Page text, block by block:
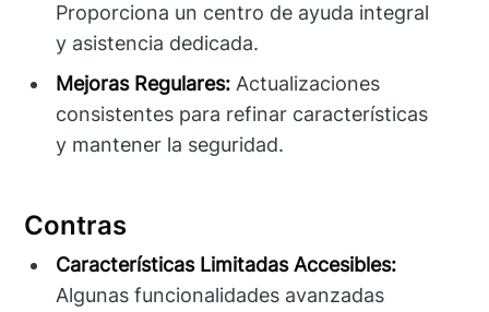
Proporciona un centro de ayuda integral
y asistencia dedicada.
Mejoras Regulares: Actualizaciones
consistentes para refinar características
y mantener la seguridad.
Contras
Características Limitadas Accesibles:
Algunas funcionalidades avanzadas